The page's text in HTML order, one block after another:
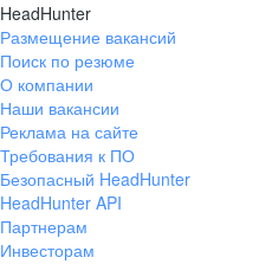
HeadHunter
Размещение вакансий
Поиск по резюме
О компании
Наши вакансии
Реклама на сайте
Требования к ПО
Безопасный HeadHunter
HeadHunter API
Партнерам
Инвесторам